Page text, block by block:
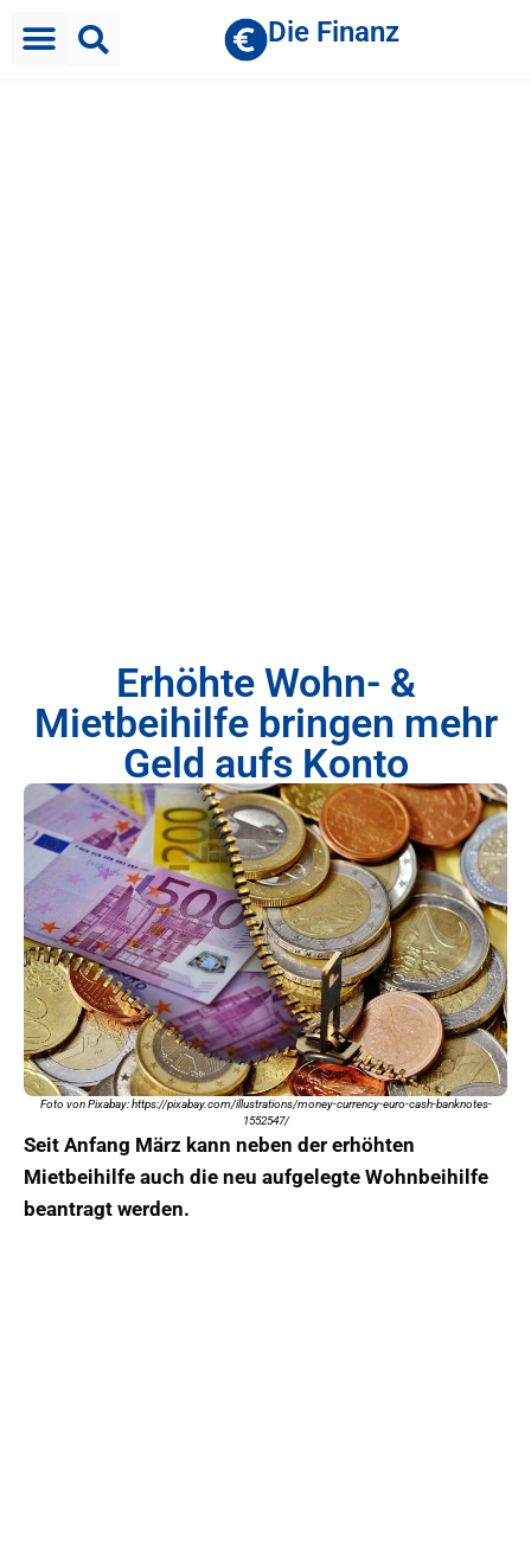
Die Finanz
Erhöhte Wohn- &
Mietbeihilfe bringen mehr
Geld aufs Konto
Foto von Pixabay: https://pixabay.com/illustrations/money-currency-euro-cash-banknotes-
1552547/
Seit Anfang März kann neben der erhöhten
Mietbeihilfe auch die neu aufgelegte Wohnbeihilfe
beantragt werden.